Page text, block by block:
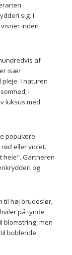
sig. I
inden
af
især
I naturen
i
luksus med
populære
eller violet.
hele". Gartneren
og
til høj brudeslør,
på tynde
blomstring, men
boblende